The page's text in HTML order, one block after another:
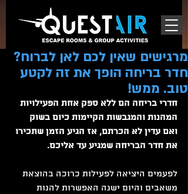
מרגישים שאין לכם לאן לברוח?
חדר בריחה הופך את זה לקטע
טוב. ממש!
חדרי בריחה הם ללא ספק אחת הפעילויות
המהנות והמגבשות הקיימות כיום בשוק
ואם עדין לא הכרתם, אז הגיע הזמן שתכירו
את חדר הבריחה שמגיע עד אליכם.
לפעמים היציאה לפעילות כרוכה בהוצאת
משאבים והיום ישנה האפשרות להנות